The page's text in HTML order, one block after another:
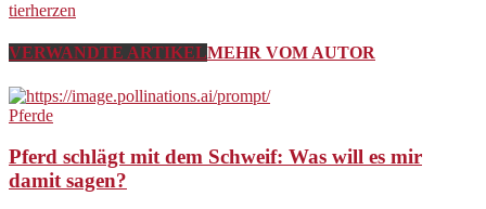
tierherzen
VERWANDTE ARTIKELMEHR VOM AUTOR
Pferde
Pferd schlägt mit dem Schweif: Was will es mir
damit sagen?